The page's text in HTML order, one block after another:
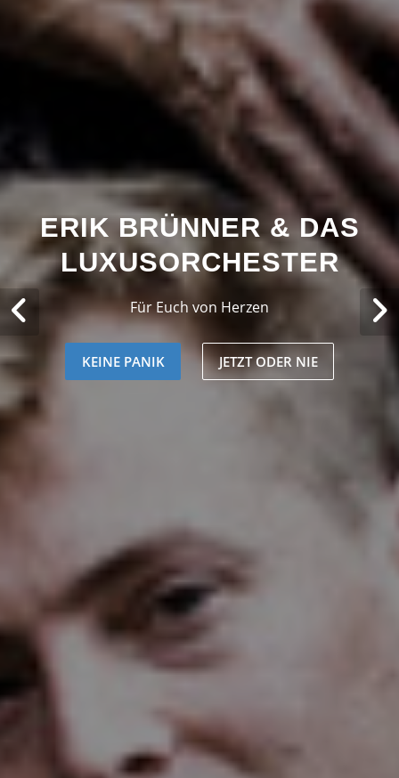
ERIK BRÜNNER & DAS
LUXUSORCHESTER
Für Euch von Herzen
KEINE PANIK JETZT ODER NIE